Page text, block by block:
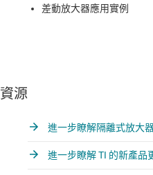
差動放大器應用實例
資源
進一步瞭解隔離式放大
進一步瞭解 TI 的新產品